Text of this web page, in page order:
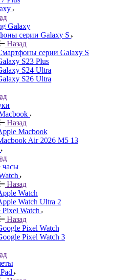
Galaxy
серии Galaxy S
Назад
серии Galaxy S
S23 Plus
S24 Ultra
S26 Ultra
Назад
Macbook
Air 2026 M5 13
Назад
Watch
Watch Ultra 2
Pixel Watch
Назад
Pixel Watch
Pixel Watch 3